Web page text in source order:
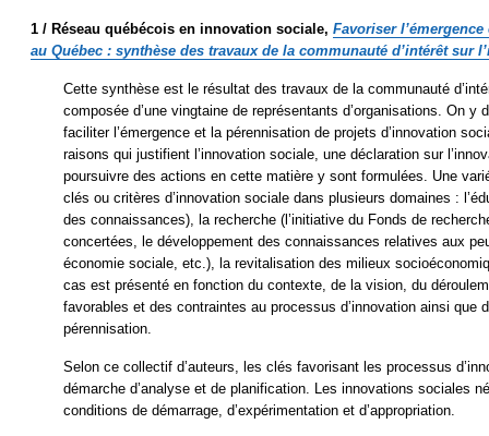
1 / Réseau québécois en innovation sociale, Favoriser
au Québec : synthèse des travaux de la communauté d’intérêt sur
Cette synthèse est le résultat des travaux de la communauté
composée d’une vingtaine de représentants d’organisations. On
faciliter l’émergence et la pérennisation de projets d’innovation
raisons qui justifient l’innovation sociale, une déclaration sur
poursuivre des actions en cette matière y sont formulées. Une
clés ou critères d’innovation sociale dans plusieurs domaines :
des connaissances), la recherche (l’initiative du Fonds de
concertées, le développement des connaissances relatives aux
économie sociale, etc.), la revitalisation des milieux
cas est présenté en fonction du contexte, de la vision, du
favorables et des contraintes au processus d’innovation ainsi que
pérennisation.
Selon ce collectif d’auteurs, les clés favorisant les processus
démarche d’analyse et de planification. Les innovations sociales
conditions de démarrage, d’expérimentation et d’appropriation.